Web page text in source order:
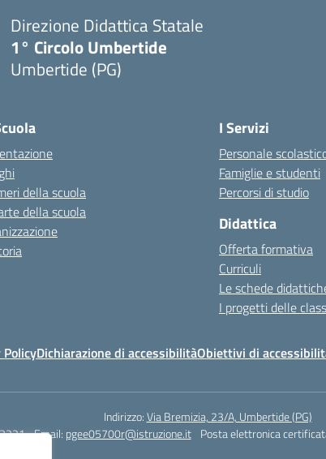
Direzione Didattica Statale
1° Circolo Umbertide
Umbertide (PG)
della scuola
della scuola
I Servizi
Personale
Famiglie e studenti
Percorsi di studio
Didattica
Offerta formativa
Curriculi
Le schede
I progetti delle
PolicyDichiarazione di accessibilitàObiettivi di
Indirizzo:Via Bremizia, 23/A, Umbertide (PG)
Email: pgee05700r@istruzione.it Posta elettronica